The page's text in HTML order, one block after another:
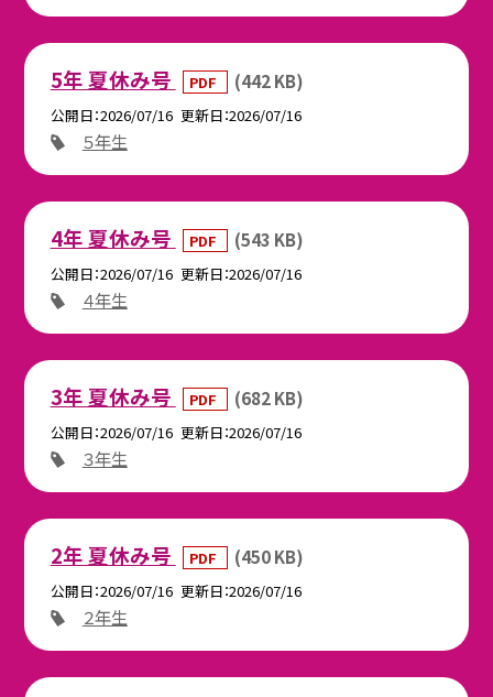
5年 夏休み号 PDF (442 KB)
公開日 2026/07/16 更新日 2026/07/16
５年生
4年 夏休み号 PDF (543 KB)
公開日 2026/07/16 更新日 2026/07/16
４年生
3年 夏休み号 PDF (682 KB)
公開日 2026/07/16 更新日 2026/07/16
３年生
2年 夏休み号 PDF (450 KB)
公開日 2026/07/16 更新日 2026/07/16
２年生